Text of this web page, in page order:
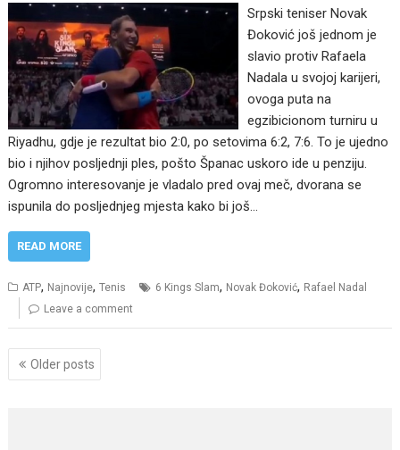
Srpski teniser Novak
Đoković još jednom je
slavio protiv Rafaela
Nadala u svojoj karijeri,
ovoga puta na
egzibicionom turniru u
Riyadhu, gdje je rezultat bio 2:0, po setovima 6:2, 7:6. To je ujedno
bio i njihov posljednji ples, pošto Španac uskoro ide u penziju.
Ogromno interesovanje je vladalo pred ovaj meč, dvorana se
ispunila do posljednjeg mjesta kako bi još…
READ MORE
ATP, Najnovije,Tenis 6 Kings Slam, Novak Đoković, Rafael Nadal
Leave a comment
Posts
navigation
Older posts